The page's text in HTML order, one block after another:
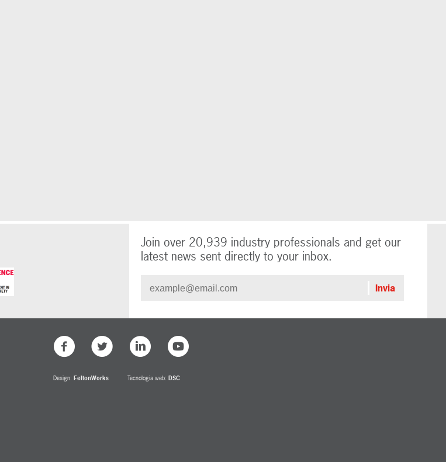
Join over 20,939 industry professionals and get our
latest news sent directly to your inbox.
Design: FeltonWorks Tecnologia web: DSC